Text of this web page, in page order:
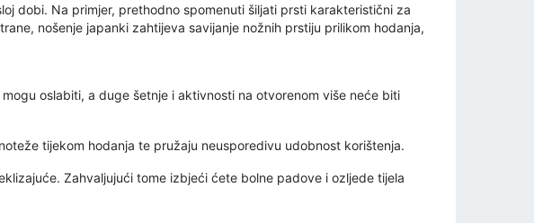
dobi. Na primjer, prethodno spomenuti šiljati prsti karakteristični za
nošenje japanki zahtijeva savijanje nožnih prstiju prilikom hodanja,
oslabiti, a duge šetnje i aktivnosti na otvorenom više neće biti
tijekom hodanja te pružaju neusporedivu udobnost korištenja.
Zahvaljujući tome izbjeći ćete bolne padove i ozljede tijela